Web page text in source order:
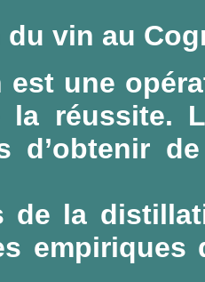
vin au
une
réussite.
d’obtenir
de la